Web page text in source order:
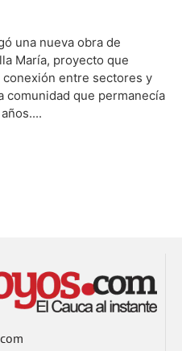
una nueva obra de
María, proyecto que
entre sectores y
comunidad que permanecía